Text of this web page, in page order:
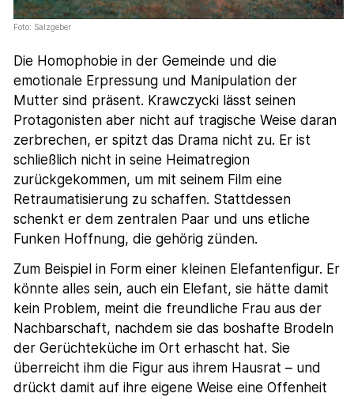
Foto: Salzgeber
Die Homophobie in der Gemeinde und die
emotionale Erpressung und Manipulation der
Mutter sind präsent. Krawczycki lässt seinen
Protagonisten aber nicht auf tragische Weise daran
zerbrechen, er spitzt das Drama nicht zu. Er ist
schließlich nicht in seine Heimatregion
zurückgekommen, um mit seinem Film eine
Retraumatisierung zu schaffen. Stattdessen
schenkt er dem zentralen Paar und uns etliche
Funken Hoffnung, die gehörig zünden.
Zum Beispiel in Form einer kleinen Elefantenfigur. Er
könnte alles sein, auch ein Elefant, sie hätte damit
kein Problem, meint die freundliche Frau aus der
Nachbarschaft, nachdem sie das boshafte Brodeln
der Gerüchteküche im Ort erhascht hat. Sie
überreicht ihm die Figur aus ihrem Hausrat – und
drückt damit auf ihre eigene Weise eine Offenheit